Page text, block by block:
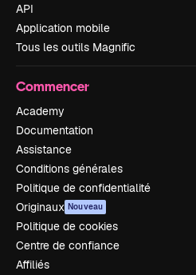
API
Application mobile
Tous les outils Magnific
Commencer
Academy
Documentation
Assistance
Conditions générales
Politique de confidentialité
Originaux Nouveau
Politique de cookies
Centre de confiance
Affiliés